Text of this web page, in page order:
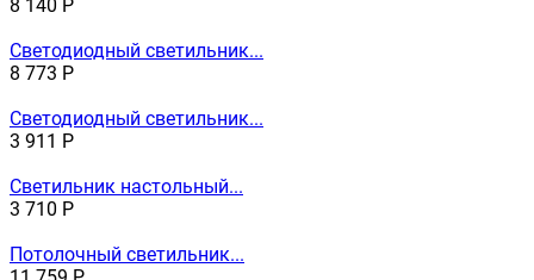
8 140 Р
Светодиодный светильник...
8 773 Р
Светодиодный светильник...
3 911 Р
Светильник настольный...
3 710 Р
Потолочный светильник...